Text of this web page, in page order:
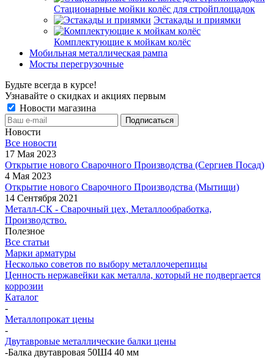
Стационарные мойки колёс для стройплощадок
Эстакады и приямки
Комплектующие к мойкам колёс
Мобильная металлическая рампа
Мосты перегрузочные
Будьте всегда в курсе!
Узнавайте о скидках и акциях первым
Новости магазина
Новости
Все новости
17 Мая 2023
Открытие нового Сварочного Производства (Сергиев Посад)
4 Мая 2023
Открытие нового Сварочного Производства (Мытищи)
14 Сентября 2021
Металл-СК - Сварочный цех, Металлообработка,
Производство.
Полезное
Все статьи
Марки арматуры
Несколько советов по выбору металлочерепицы
Ценность нержавейки как металла, который не подвергается
коррозии
Каталог
-
Металлопрокат цены
-
Двутавровые металлические балки цены
-Балка двутавровая 50Ш4 40 мм